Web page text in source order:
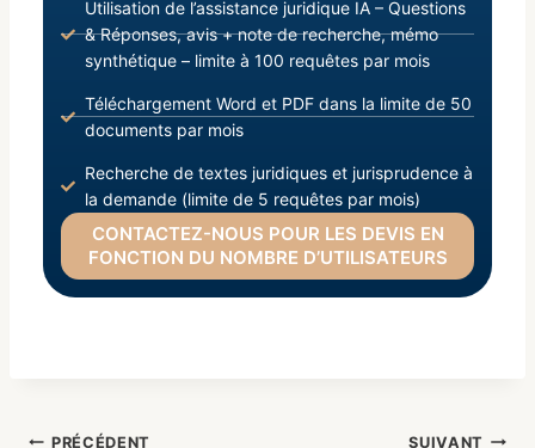
Utilisation de l’assistance juridique IA – Questions
& Réponses, avis + note de recherche, mémo
synthétique – limite à 100 requêtes par mois
Téléchargement Word et PDF dans la limite de 50
documents par mois
Recherche de textes juridiques et jurisprudence à
la demande (limite de 5 requêtes par mois)
CONTACTEZ-NOUS POUR LES DEVIS EN
FONCTION DU NOMBRE D’UTILISATEURS
PRÉCÉDENT SUIVANT